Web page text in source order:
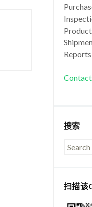
搜索
扫描该